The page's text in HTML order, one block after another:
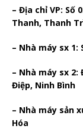
– Địa chỉ VP: Số
Thanh, Thanh
– Nhà máy sx 1:
– Nhà máy sx
Điệp, Ninh Bình
– Nhà máy sản
Hóa